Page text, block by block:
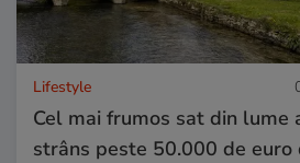
Lifestyle
Cel mai frumos sat din lume
strâns peste 50.000 de euro